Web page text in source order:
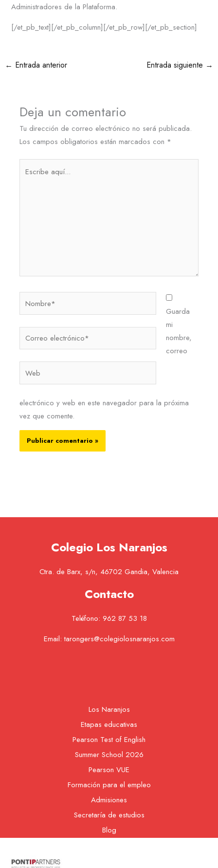
Administradores de la Plataforma.
[/et_pb_text][/et_pb_column][/et_pb_row][/et_pb_section]
← Entrada anterior Entrada siguiente →
Deja un comentario
Tu dirección de correo electrónico no será publicada.
Los campos obligatorios están marcados con *
Nombre*
Guarda
mi
nombre,
correo
electrónico y web en este navegador para la próxima
vez que comente.
Colegio Los Naranjos
Ctra. de Barx, s/n, 46702 Gandia, Valencia
Contacto
Teléfono: 962 87 53 18
Email:tarongers@colegiolosnaranjos.com
Los Naranjos
Etapas educativas
Pearson Test of English
Summer School 2026
Pearson VUE
Formación para el empleo
Admisiones
Secretaría de estudios
Blog